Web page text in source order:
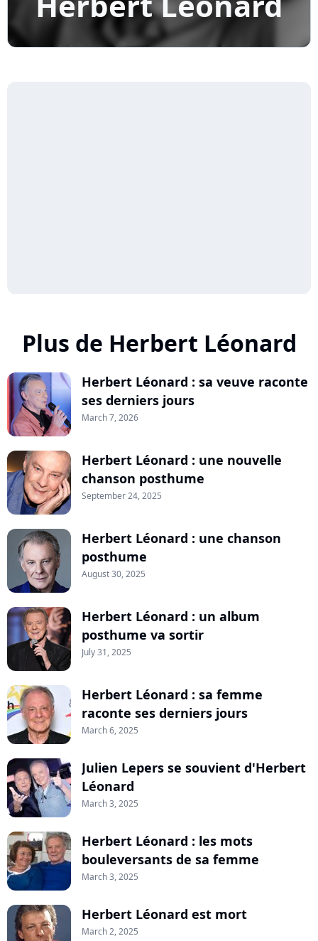
Plus de Herbert Léonard
Herbert Léonard : sa veuve raconte
ses derniers jours
March 7, 2026
Herbert Léonard : une nouvelle
chanson posthume
September 24, 2025
Herbert Léonard : une chanson
posthume
August 30, 2025
Herbert Léonard : un album
posthume va sortir
July 31, 2025
Herbert Léonard : sa femme
raconte ses derniers jours
March 6, 2025
Julien Lepers se souvient d'Herbert
Léonard
March 3, 2025
Herbert Léonard : les mots
bouleversants de sa femme
March 3, 2025
Herbert Léonard est mort
March 2, 2025